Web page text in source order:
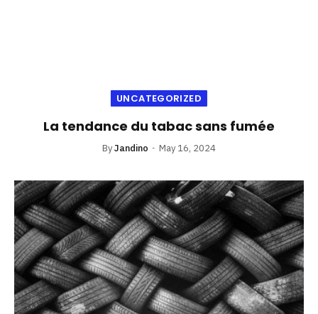
UNCATEGORIZED
La tendance du tabac sans fumée
ByJandino May 16, 2024